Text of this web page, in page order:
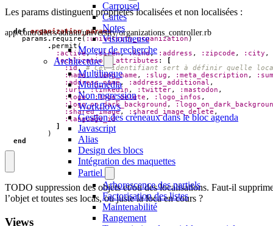
Carrousel
Cartes
Notes
Visionneuse
Moteur de recherche
Architecture
Multilingue
Multimédia
Non regression
Workflows
Gestion des créneaux dans le bloc agenda
Javascript
Alias
Design des blocs
Intégration des maquettes
Partiel
Arborescence des partiels
Factorisation des listes
Maintenabilité
Rangement
Les params distinguent propriétés localisées et non localisées :
app/controllers/admin/university/organizations_controller.rb
def organization_params
params . require ( :university_organization )
. permit(
:active, :siren, :kind, :address , :zipcode , :city ,
localizations_attributes :
[
:id, # Cet identifiant sert à définir quelle
:name, :long_name , :slug , :meta_description ,
:address_name, :address_additional ,
:url, :linkedin , :twitter, :mastodon ,
:logo, :logo_delete , :logo_infos ,
:logo_on_dark_background ,
:shared_image, :shared_image_delete ,
:language_id
]
)
end
TODO suppression des objets et/ou des localisations. Faut-il
l’objet et toutes ses locas, ou juste la loca en cours ?
Views